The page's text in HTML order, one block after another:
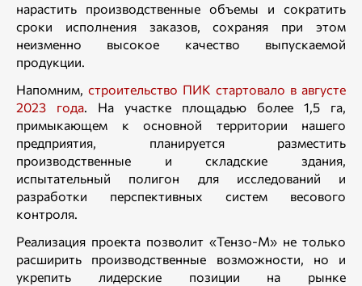
нарастить производственные объемы и сократить
сроки исполнения заказов, сохраняя при этом
неизменно высокое качество выпускаемой
продукции.
Напомним, строительство ПИК стартовало в августе
2023 года. На участке площадью более 1,5 га,
примыкающем к основной территории нашего
предприятия, планируется разместить
производственные и складские здания,
испытательный полигон для исследований и
разработки перспективных систем весового
контроля.
Реализация проекта позволит «Тензо-М» не только
расширить производственные возможности, но и
укрепить лидерские позиции на рынке